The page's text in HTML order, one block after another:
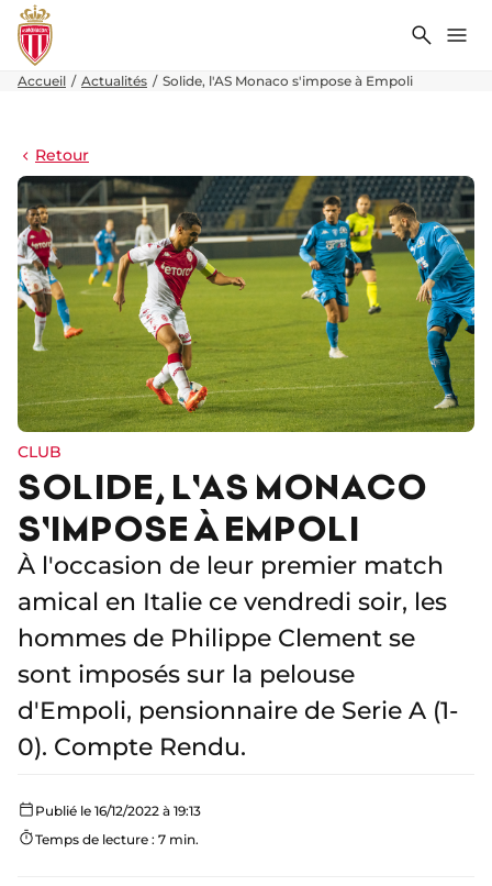
Accueil Actualités Solide, l'AS Monaco s'impose à Empoli
Retour
CLUB
SOLIDE, L'AS MONACO
S'IMPOSE À EMPOLI
À l'occasion de leur premier match
amical en Italie ce vendredi soir, les
hommes de Philippe Clement se
sont imposés sur la pelouse
d'Empoli, pensionnaire de Serie A (1-
0). Compte Rendu.
Publié le 16/12/2022 à 19:13
Temps de lecture : 7 min.